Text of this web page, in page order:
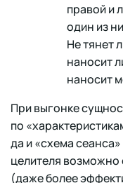
правой и
один из
Не тянет
наносит
наносит
При выгонке
по
да и «схема
целителя возможно
(даже более